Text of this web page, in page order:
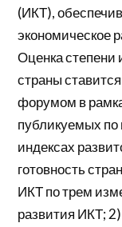
(ИКТ),
экономическое
Оценка степени
страны
форумом в
публикуемых по
индексах
готовность
ИКТ по трем
развития ИКТ;